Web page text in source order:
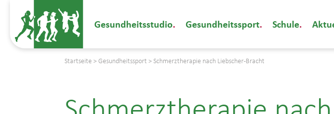
Gesundheitsstudio Gesundheitssport Schule
Startseite > Gesundheitssport > Schmerztherapie nach Liebscher-Bracht